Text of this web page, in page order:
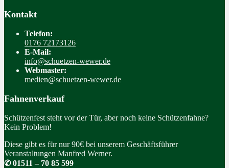
Kontakt
Telefon:
0176 72173126
E-Mail:
info@schuetzen-wewer.de
Webmaster:
medien@schuetzen-wewer.de
Fahnenverkauf
Schützenfest steht vor der Tür, aber noch keine Schützenfahne?
Kein Problem!
Diese gibt es für nur 90€ bei unserem Geschäftsführer
Veranstaltungen Manfred Werner.
✆ 01511 – 70 85 599